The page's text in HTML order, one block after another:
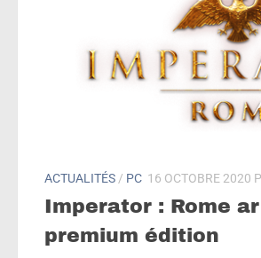
ACTUALITÉS / PC 16 OCTOBRE 2020
Imperator : Rome
premium édition